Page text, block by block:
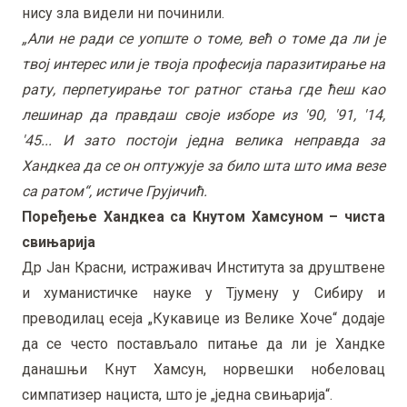
нису зла видели ни починили.
„Али не ради се уопште о томе, већ о томе да ли је
твој интерес или је твоја професија паразитирање на
рату, перпетуирање тог ратног стања где ћеш као
лешинар да правдаш своје изборе из '90, '91, '14,
'45... И зато постоји једна велика неправда за
Хандкеа да се он оптужује за било шта што има везе
са ратом“, истиче Грујичић.
Поређење Хандкеа са Кнутом Хамсуном – чиста
свињарија
Др Јан Красни, истраживач Института за друштвене
и хуманистичке науке у Тјумену у Сибиру и
преводилац есеја „Кукавице из Велике Хоче“ додаје
да се често постављало питање да ли је Хандке
данашњи Кнут Хамсун, норвешки нобеловац
симпатизер нациста, што је „једна свињарија“.